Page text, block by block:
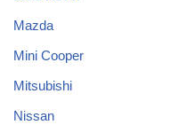
Mazda
Mini Cooper
Mitsubishi
Nissan